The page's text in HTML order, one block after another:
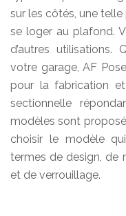
sur les côtés, une telle
se loger au plafond.
d’autres
votre garage, AF
pour la fabrication
sectionnelle
modèles sont
choisir le modèle
termes de design, de
et de verrouillage.